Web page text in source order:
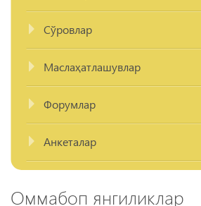
Сўровлар
Маслаҳатлашувлар
Форумлар
Анкеталар
Оммабоп янгиликлар